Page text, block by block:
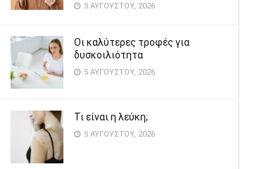
5 ΑΥΓΟΎΣΤΟΥ, 2026
Οι καλύτερες τροφές για
δυσκοιλιότητα
5 ΑΥΓΟΎΣΤΟΥ, 2026
Τι είναι η λεύκη;
5 ΑΥΓΟΎΣΤΟΥ, 2026